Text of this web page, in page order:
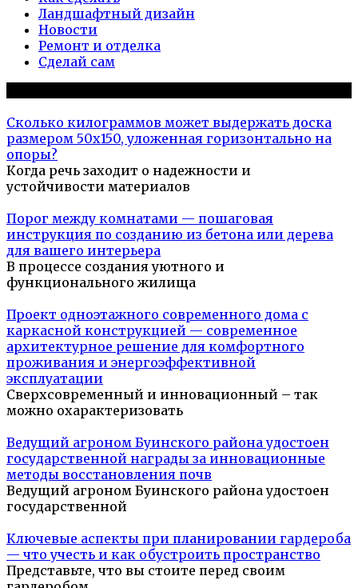
Ландшафтный дизайн
Новости
Ремонт и отделка
Сделай сам
Сколько килограммов может выдержать доска
размером 50х150, уложенная горизонтально на
опоры?
Когда речь заходит о надежности и
устойчивости материалов
Порог между комнатами — пошаговая
инструкция по созданию из бетона или дерева
для вашего интерьера
В процессе создания уютного и
функционального жилища
Проект одноэтажного современного дома с
каркасной конструкцией — современное
архитектурное решение для комфортного
проживания и энергоэффективной
эксплуатации
Сверхсовременный и инновационный – так
можно охарактеризовать
Ведущий агроном Буинского района удостоен
государственной награды за инновационные
методы восстановления почв
Ведущий агроном Буинского района удостоен
государственной
Ключевые аспекты при планировании гардероба
— что учесть и как обустроить пространство
Представьте, что вы стоите перед своим